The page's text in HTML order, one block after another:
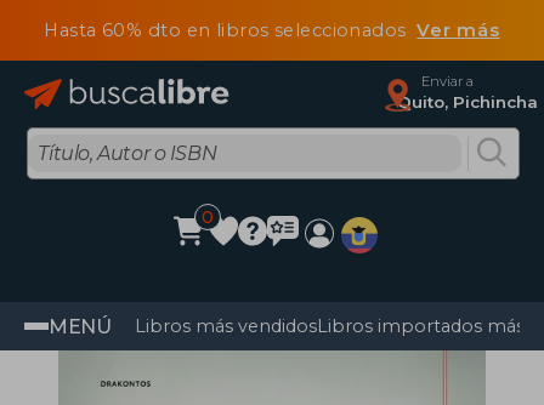
Hasta 60% dto en libros seleccionadosVer más
Enviar a
Quito, Pichincha
0
MENÚ Libros más vendidosLibros importados más